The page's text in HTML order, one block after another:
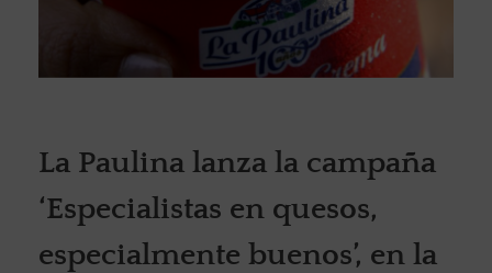
La Paulina lanza la campaña
‘Especialistas en quesos,
especialmente buenos’, en la